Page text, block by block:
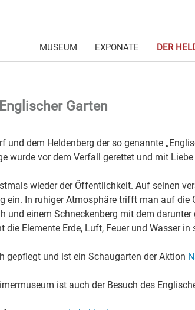
MUSEUM EXPONATE DER
Englischer Garten
dem Heldenberg der so genannte
wurde vor dem Verfall gerettet und mit
wieder der Öffentlichkeit. Auf seinen
ein. In ruhiger Atmosphäre trifft man auf die
und einem Schneckenberg mit dem darunter
die Elemente Erde, Luft, Feuer und Wasser in
gepflegt und ist ein Schaugarten der Aktion
ist auch der Besuch des